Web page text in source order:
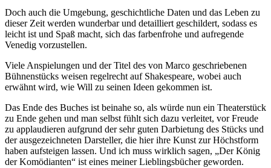
Doch auch die Umgebung, geschichtliche Daten und das Leben zu
dieser Zeit werden wunderbar und detailliert geschildert, sodass es
leicht ist und Spaß macht, sich das farbenfrohe und aufregende
Venedig vorzustellen.
Viele Anspielungen und der Titel des von Marco geschriebenen
Bühnenstücks weisen regelrecht auf Shakespeare, wobei auch
erwähnt wird, wie Will zu seinen Ideen gekommen ist.
Das Ende des Buches ist beinahe so, als würde nun ein Theaterstück
zu Ende gehen und man selbst fühlt sich dazu verleitet, vor Freude
zu applaudieren aufgrund der sehr guten Darbietung des Stücks und
der ausgezeichneten Darsteller, die hier ihre Kunst zur Höchstform
haben aufsteigen lassen. Und ich muss wirklich sagen, „Der König
der Komödianten“ ist eines meiner Lieblingsbücher geworden.